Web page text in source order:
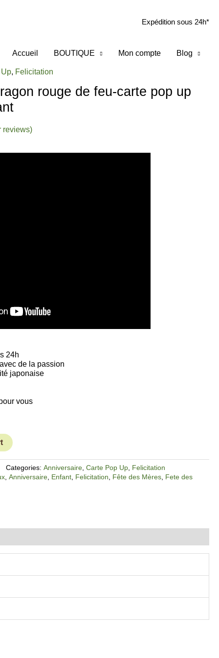
Expédition sous 24h*
Accueil BOUTIQUE Mon compte Blog
, Felicitation
rouge de feu-carte pop up
reviews)
€.
24h
de la passion
japonaise
vous
Categories:Anniversaire,Carte Pop Up, Felicitation
,Anniversaire, Enfant, Felicitation, Fête des Mères, Fete des